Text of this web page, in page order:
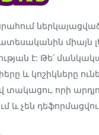
միայն
է: Թե՛
և կոշիկները
տակացու, որի
և չեն